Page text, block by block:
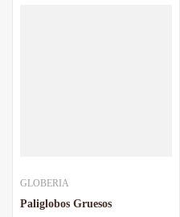
GLOBERIA
Paliglobos Gruesos